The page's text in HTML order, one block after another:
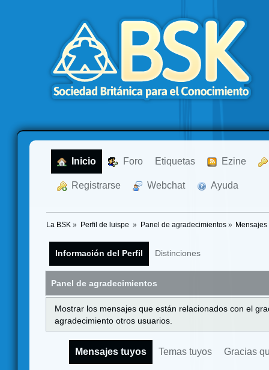
Inicio Foro Etiquetas Ezine
Registrarse Webchat Ayuda
La BSK » Perfil de luispe » Panel de agradecimientos» Mensajes
Información del Perfil Distinciones
Panel de agradecimientos
Mostrar los mensajes que están relacionados con el
agradecimiento otros usuarios.
Mensajes tuyos Temas tuyos Gracias